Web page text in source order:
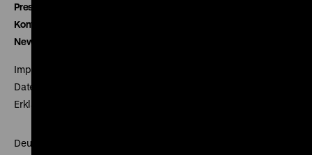
Presse
Kontakt
Newsletter
Impressum
Datenschutz
Erklärung digitale Barrierefreiheit
Deutsches Historisches Museum